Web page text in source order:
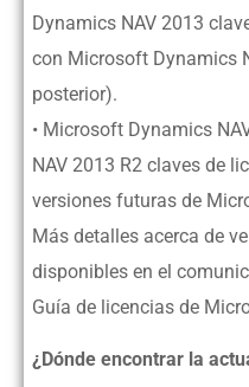
Dynamics NAV 2013
con Microsoft Dynamics
posterior).
• Microsoft Dynamics
NAV 2013 R2 claves de
versiones futuras de
Más detalles acerca de
disponibles en el
Guía de licencias de
¿Dónde encontrar la